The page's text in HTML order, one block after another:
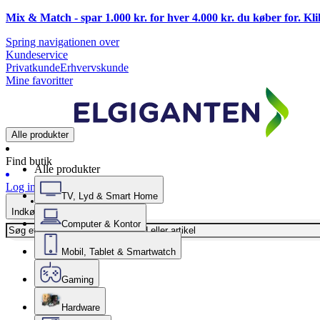
Mix & Match - spar 1.000 kr. for hver 4.000 kr. du køber for.
Spring navigationen over
Kundeservice
PrivatkundeErhvervskunde
Mine favoritter
Alle produkter
Find butik
Log ind
Indkøbskurv
Alle produkter
TV, Lyd & Smart Home
Computer & Kontor
Mobil, Tablet & Smartwatch
Gaming
Hardware